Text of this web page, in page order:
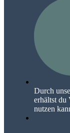
Durch
erhältst du
nutzen